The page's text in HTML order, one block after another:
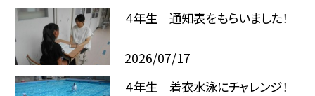
４年生 通知表をもらいました！
2026/07/17
４年生 着衣水泳にチャレンジ！